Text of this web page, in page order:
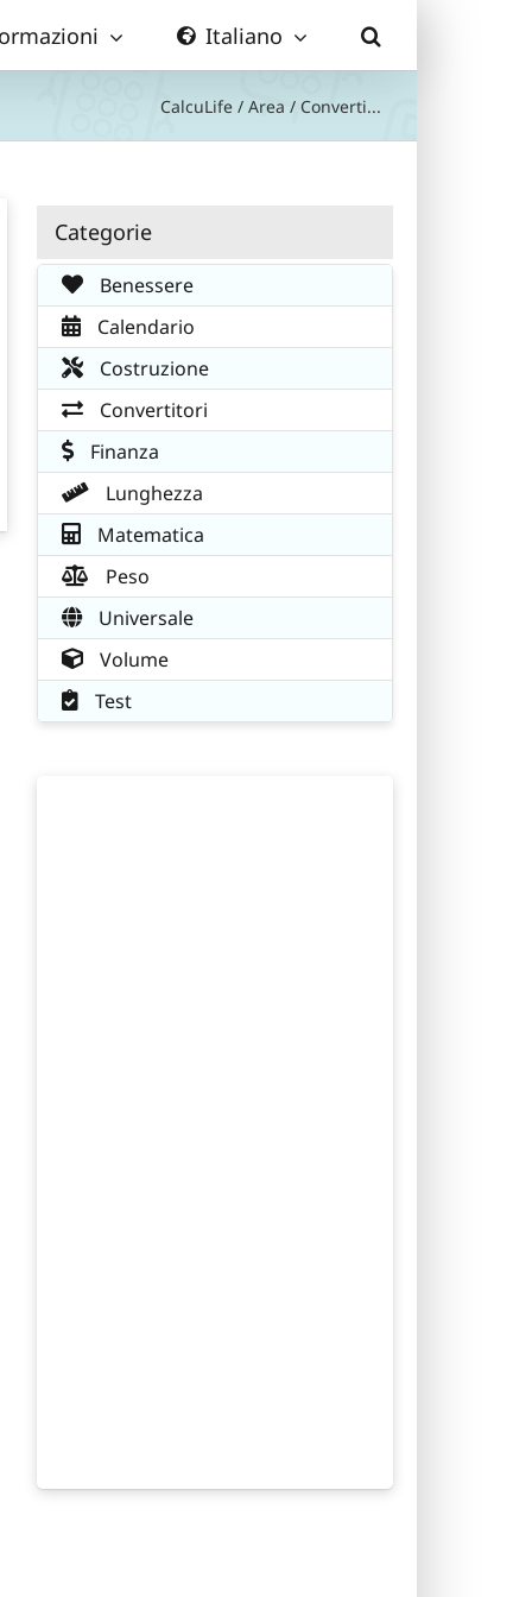
Italiano
CalcuLife / Area / Converti...
Categorie
Benessere
Calendario
Costruzione
Convertitori
Finanza
Lunghezza
Matematica
Peso
Universale
Volume
Test